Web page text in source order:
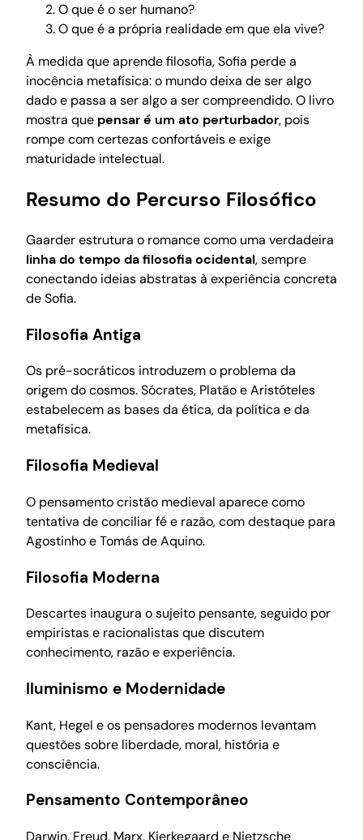
O que é o ser humano?
O que é a própria realidade em que ela vive?
À medida que aprende filosofia, Sofia perde a
inocência metafísica: o mundo deixa de ser algo
dado e passa a ser algo a ser compreendido. O livro
mostra que pensar é um ato perturbador, pois
rompe com certezas confortáveis e exige
maturidade intelectual.
Resumo do Percurso Filosófico
Gaarder estrutura o romance como uma verdadeira
linha do tempo da filosofia ocidental, sempre
conectando ideias abstratas à experiência concreta
de Sofia.
Filosofia Antiga
Os pré-socráticos introduzem o problema da
origem do cosmos. Sócrates, Platão e Aristóteles
estabelecem as bases da ética, da política e da
metafísica.
Filosofia Medieval
O pensamento cristão medieval aparece como
tentativa de conciliar fé e razão, com destaque para
Agostinho e Tomás de Aquino.
Filosofia Moderna
Descartes inaugura o sujeito pensante, seguido por
empiristas e racionalistas que discutem
conhecimento, razão e experiência.
Iluminismo e Modernidade
Kant, Hegel e os pensadores modernos levantam
questões sobre liberdade, moral, história e
consciência.
Pensamento Contemporâneo
Darwin, Freud, Marx, Kierkegaard e Nietzsche